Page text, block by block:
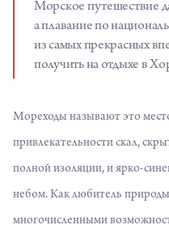
Морское путешествие
а плавание по
из самых прекрасных
получить на отдыхе в
Мореходы называют это
привлекательности скал,
полной изоляции, и ярко-
небом. Как любитель
многочисленными